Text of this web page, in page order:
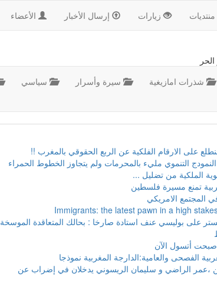
الأعضاء إرسال الأخبار زيارات منتديات
سياسي سيرة وأسرار شذرات امازيغية
على الارقام الفلكية عن الربع الحقوقي بالمغرب !!
التنموي مليء بالمحرمات ولم يتجاوز الخطوط الحمراء
الملكية من تضليل ...
تمنع مسيرة فلسطين
المجتمع الامريكي
Immigrants: the latest pawn in a high
على بوليسي عنف استادة صارخا : بحالك المتعاقدة الموسخة
أتسول الآن
الفصحى والعامية:الدارجة المغربية نموذجا
،عمر الراضي و سليمان الريسوني يدخلان في إضراب عن